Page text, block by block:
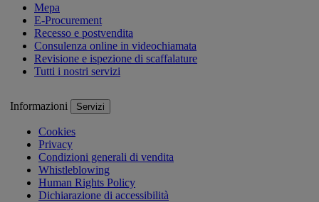
Mepa
E-Procurement
Recesso e postvendita
Consulenza online in videochiamata
Revisione e ispezione di scaffalature
Tutti i nostri servizi
Informazioni Servizi
Cookies
Privacy
Condizioni generali di vendita
Whistleblowing
Human Rights Policy
Dichiarazione di accessibilità